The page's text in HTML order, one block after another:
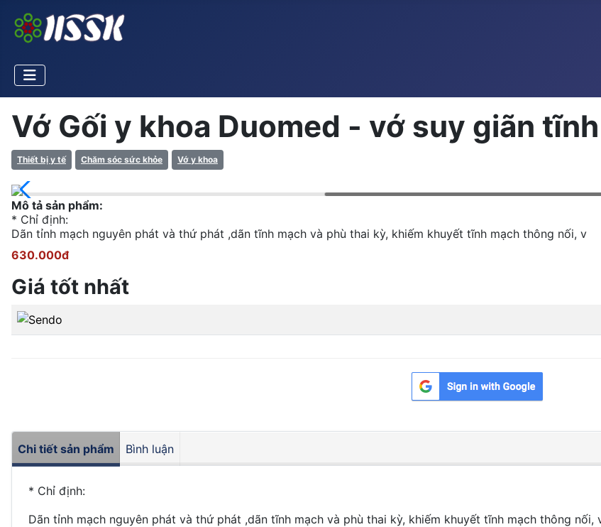
Vớ Gối y khoa Duomed - vớ suy giãn
Thiết bị y tế Chăm sóc sức khỏe Vớ y khoa
Mô tả sản phẩm:
* Chỉ định:
Dãn tỉnh mạch nguyên phát và thứ phát ,dãn tĩnh mạch và phù thai kỳ, khiếm khuyết tĩnh mạch thông nối, v
630.000đ
Giá tốt nhất
Chi tiết sản phẩm Bình luận
* Chỉ định:
Dãn tỉnh mạch nguyên phát và thứ phát ,dãn tĩnh mạch và phù thai kỳ, khiếm khuyết tĩnh mạch thông